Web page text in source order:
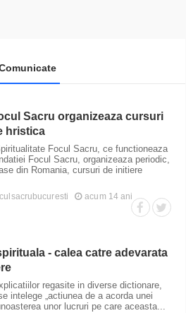
Sacru organizeaza cursuri
hristica
Focul Sacru, ce functioneaza
Focul Sacru, organizeaza periodic,
din Romania, cursuri de initiere
acum 14 ani
- calea catre adevarata
regasite in diverse dictionare,
intelege „actiunea de a acorda unei
unor lucruri pe care aceasta...